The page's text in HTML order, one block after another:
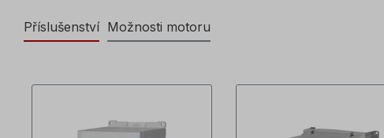
Příslušenství Možnosti motoru